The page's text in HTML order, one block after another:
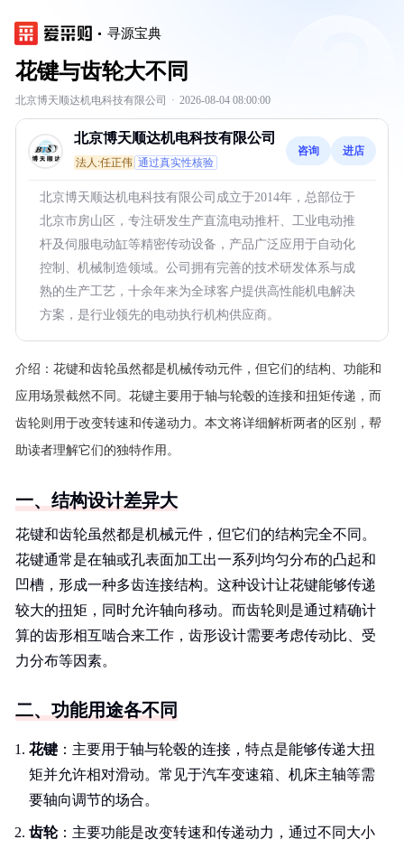
寻源宝典
花键与齿轮大不同
北京博天顺达机电科技有限公司 · 2026-08-04 08:00:00
北京博天顺达机电科技有限公司
法人:任正伟 通过真实性核验
咨询 进店
北京博天顺达机电科技有限公司成立于2014年，总部位于
北京市房山区，专注研发生产直流电动推杆、工业电动推
杆及伺服电动缸等精密传动设备，产品广泛应用于自动化
控制、机械制造领域。公司拥有完善的技术研发体系与成
熟的生产工艺，十余年来为全球客户提供高性能机电解决
方案，是行业领先的电动执行机构供应商。
介绍： 花键和齿轮虽然都是机械传动元件，但它们的结构、功能和
应用场景截然不同。花键主要用于轴与轮毂的连接和扭矩传递，而
齿轮则用于改变转速和传递动力。本文将详细解析两者的区别，帮
助读者理解它们的独特作用。
一、结构设计差异大
花键和齿轮虽然都是机械元件，但它们的结构完全不同。
花键通常是在轴或孔表面加工出一系列均匀分布的凸起和
凹槽，形成一种多齿连接结构。这种设计让花键能够传递
较大的扭矩，同时允许轴向移动。而齿轮则是通过精确计
算的齿形相互啮合来工作，齿形设计需要考虑传动比、受
力分布等因素。
二、功能用途各不同
花键 ：主要用于轴与轮毂的连接，特点是能够传递大扭
矩并允许相对滑动。常见于汽车变速箱、机床主轴等需
要轴向调节的场合。
齿轮：主要功能是改变转速和传递动力，通过不同大小